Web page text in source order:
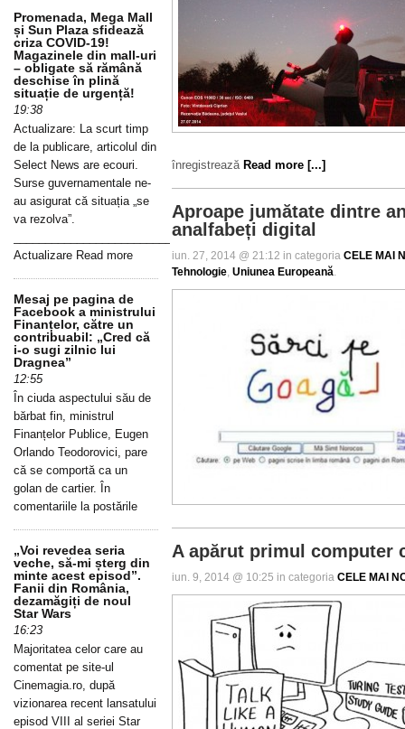
înregistrează Read more [...]
Aproape jumătate dintre
analfabeți digital
iun. 27, 2014 @ 21:12 in categoria CELE MAI
Tehnologie, Uniunea Europeană.
A apărut primul computer
iun. 9, 2014 @ 10:25 in categoria CELE MAI
Promenada, Mega Mall
și Sun Plaza sfidează
criza COVID-19!
Magazinele din mall-uri
– obligate să rămână
deschise în plină
situație de urgență!
19:38
Actualizare: La scurt timp
de la publicare, articolul din
Select News are ecouri.
Surse guvernamentale ne-
au asigurat că situația „se
va rezolva”.
Actualizare Read more
Mesaj pe pagina de
Facebook a ministrului
Finanțelor, către un
contribuabil: „Cred că
i-o sugi zilnic lui
Dragnea”
12:55
În ciuda aspectului său de
bărbat fin, ministrul
Finanțelor Publice, Eugen
Orlando Teodorovici, pare
că se comportă ca un
golan de cartier. În
comentariile la postările
„Voi revedea seria
veche, să-mi șterg din
minte acest episod”.
Fanii din România,
dezamăgiți de noul
Star Wars
16:23
Majoritatea celor care au
comentat pe site-ul
Cinemagia.ro, după
vizionarea recent lansatului
episod VIII al seriei Star